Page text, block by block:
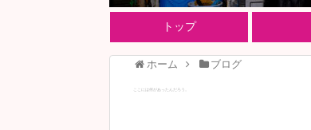
トップ
ホーム ブログ
ここには何があったんだろう。